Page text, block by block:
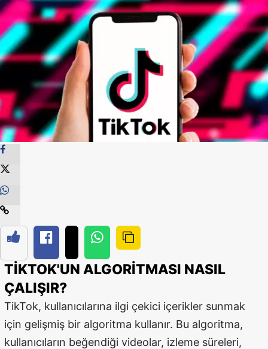
Bitlis
Bolu
Burdur
Bursa
Çanakkale
Çankırı
Edirne
Elazığ
Erzincan
Erzurum
Eskişehir
TIKTOK'UN ALGORITMASI NASIL
ÇALIŞIR?
TikTok, kullanıcılarına ilgi çekici içerikler sunmak
için gelişmiş bir algoritma kullanır. Bu algoritma,
kullanıcıların beğendiği videolar, izleme süreleri,